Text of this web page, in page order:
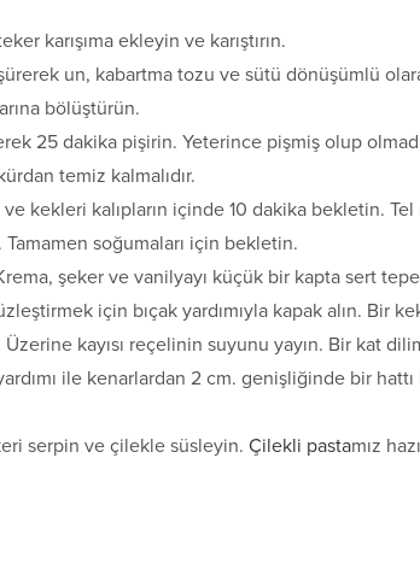
karışıma ekleyin ve karıştırın.
un, kabartma tozu ve sütü dönüşümlü
bölüştürün.
25 dakika pişirin. Yeterince pişmiş olup
temiz kalmalıdır.
ve kekleri kalıpların içinde 10 dakika bekletin.
Tamamen soğumaları için bekletin.
şeker ve vanilyayı küçük bir kapta sert
için bıçak yardımıyla kapak alın. Bir
kayısı reçelinin suyunu yayın. Bir kat
ile kenarlardan 2 cm. genişliğinde bir
serpin ve çilekle süsleyin. Çilekli pastamız